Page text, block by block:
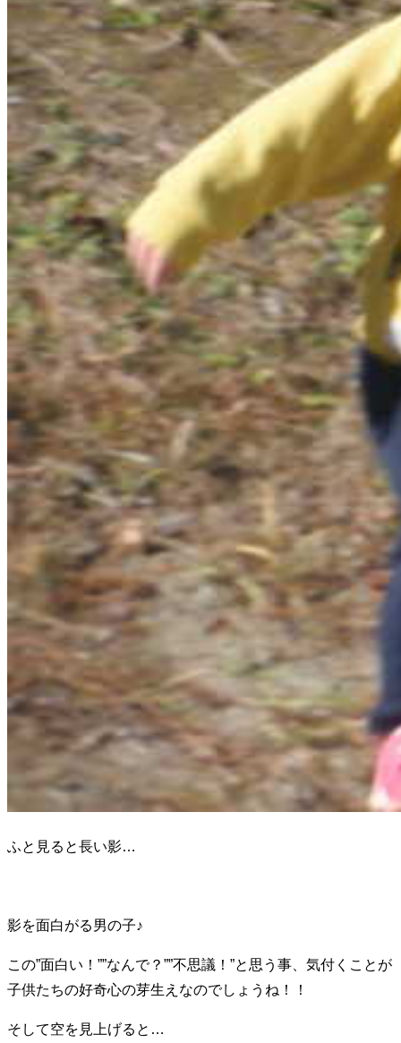
ふと見ると長い影…
影を面白がる男の子♪
この”面白い！””なんで？””不思議！”と思う事、気付くことが
子供たちの好奇心の芽生えなのでしょうね！！
そして空を見上げると…